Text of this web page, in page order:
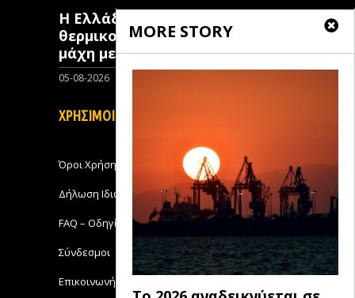
MORE STORY
Η Ελλάδα επιστρατεύει
θερμικούς δορυφόρους στη
μάχη με τις πυρκαγιές
05-08-2026
ΧΡΗΣΙΜΟΙ ΣΥΝΔΕΣΜΟΙ
Όροι Χρήσης
Δήλωση Ιδιωτικότητας
FAQ – Οδηγίες Χρήσης
Σύνδεσμοι
Επικοινωνήστε με το Michanikos-Online